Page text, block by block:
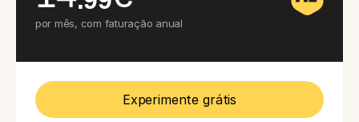
por mês, com faturação anual
Experimente grátis